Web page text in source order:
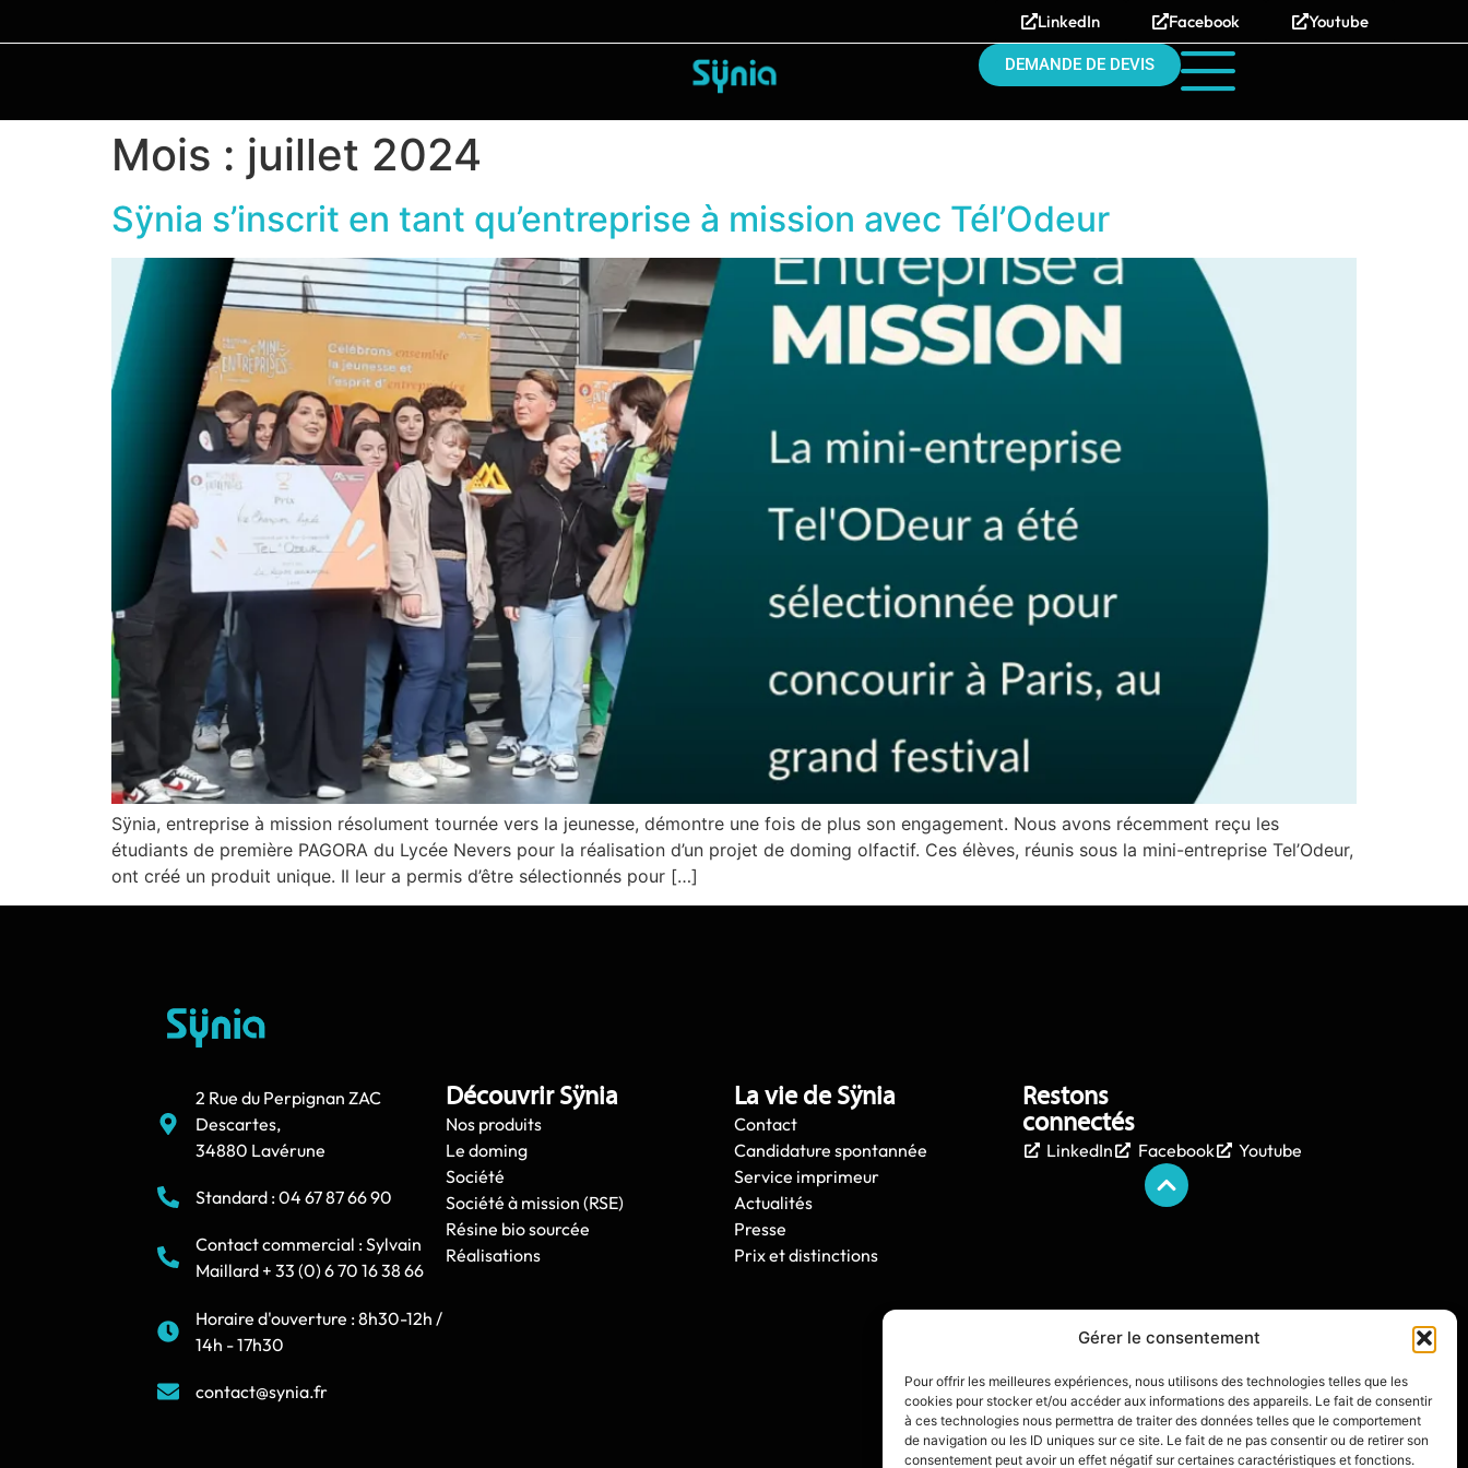
Gérer le consentement
Pour offrir les meilleures expériences, nous utilisons des technologies telles que les
cookies pour stocker et/ou accéder aux informations des appareils. Le fait de consentir
à ces technologies nous permettra de traiter des données telles que le comportement
de navigation ou les ID uniques sur ce site. Le fait de ne pas consentir ou de retirer son
consentement peut avoir un effet négatif sur certaines caractéristiques et fonctions.
Youtube
Facebook
LinkedIn
DEMANDE DE DEVIS
Mois : juillet 2024
Sÿnia s’inscrit en tant qu’entreprise à mission avec Tél’Odeur
Sÿnia, entreprise à mission résolument tournée vers la jeunesse, démontre une fois de plus son engagement. Nous avons récemment reçu les
étudiants de première PAGORA du Lycée Nevers pour la réalisation d’un projet de doming olfactif. Ces élèves, réunis sous la mini-entreprise Tel’Odeur,
ont créé un produit unique. Il leur a permis d’être sélectionnés pour […]
2 Rue du Perpignan ZAC
Descartes,
34880 Lavérune
Standard : 04 67 87 66 90
Contact commercial : Sylvain
Maillard + 33 (0) 6 70 16 38 66
Horaire d'ouverture : 8h30-12h /
14h - 17h30
contact@synia.fr
Découvrir Sÿnia
Nos produits
Le doming
Société
Société à mission (RSE)
Résine bio sourcée
Réalisations
La vie de Sÿnia
Contact
Candidature spontannée
Service imprimeur
Actualités
Presse
Prix et distinctions
Restons
connectés
LinkedIn Facebook Youtube